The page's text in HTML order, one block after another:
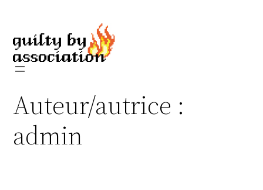
contenu
Auteur/autrice :
admin